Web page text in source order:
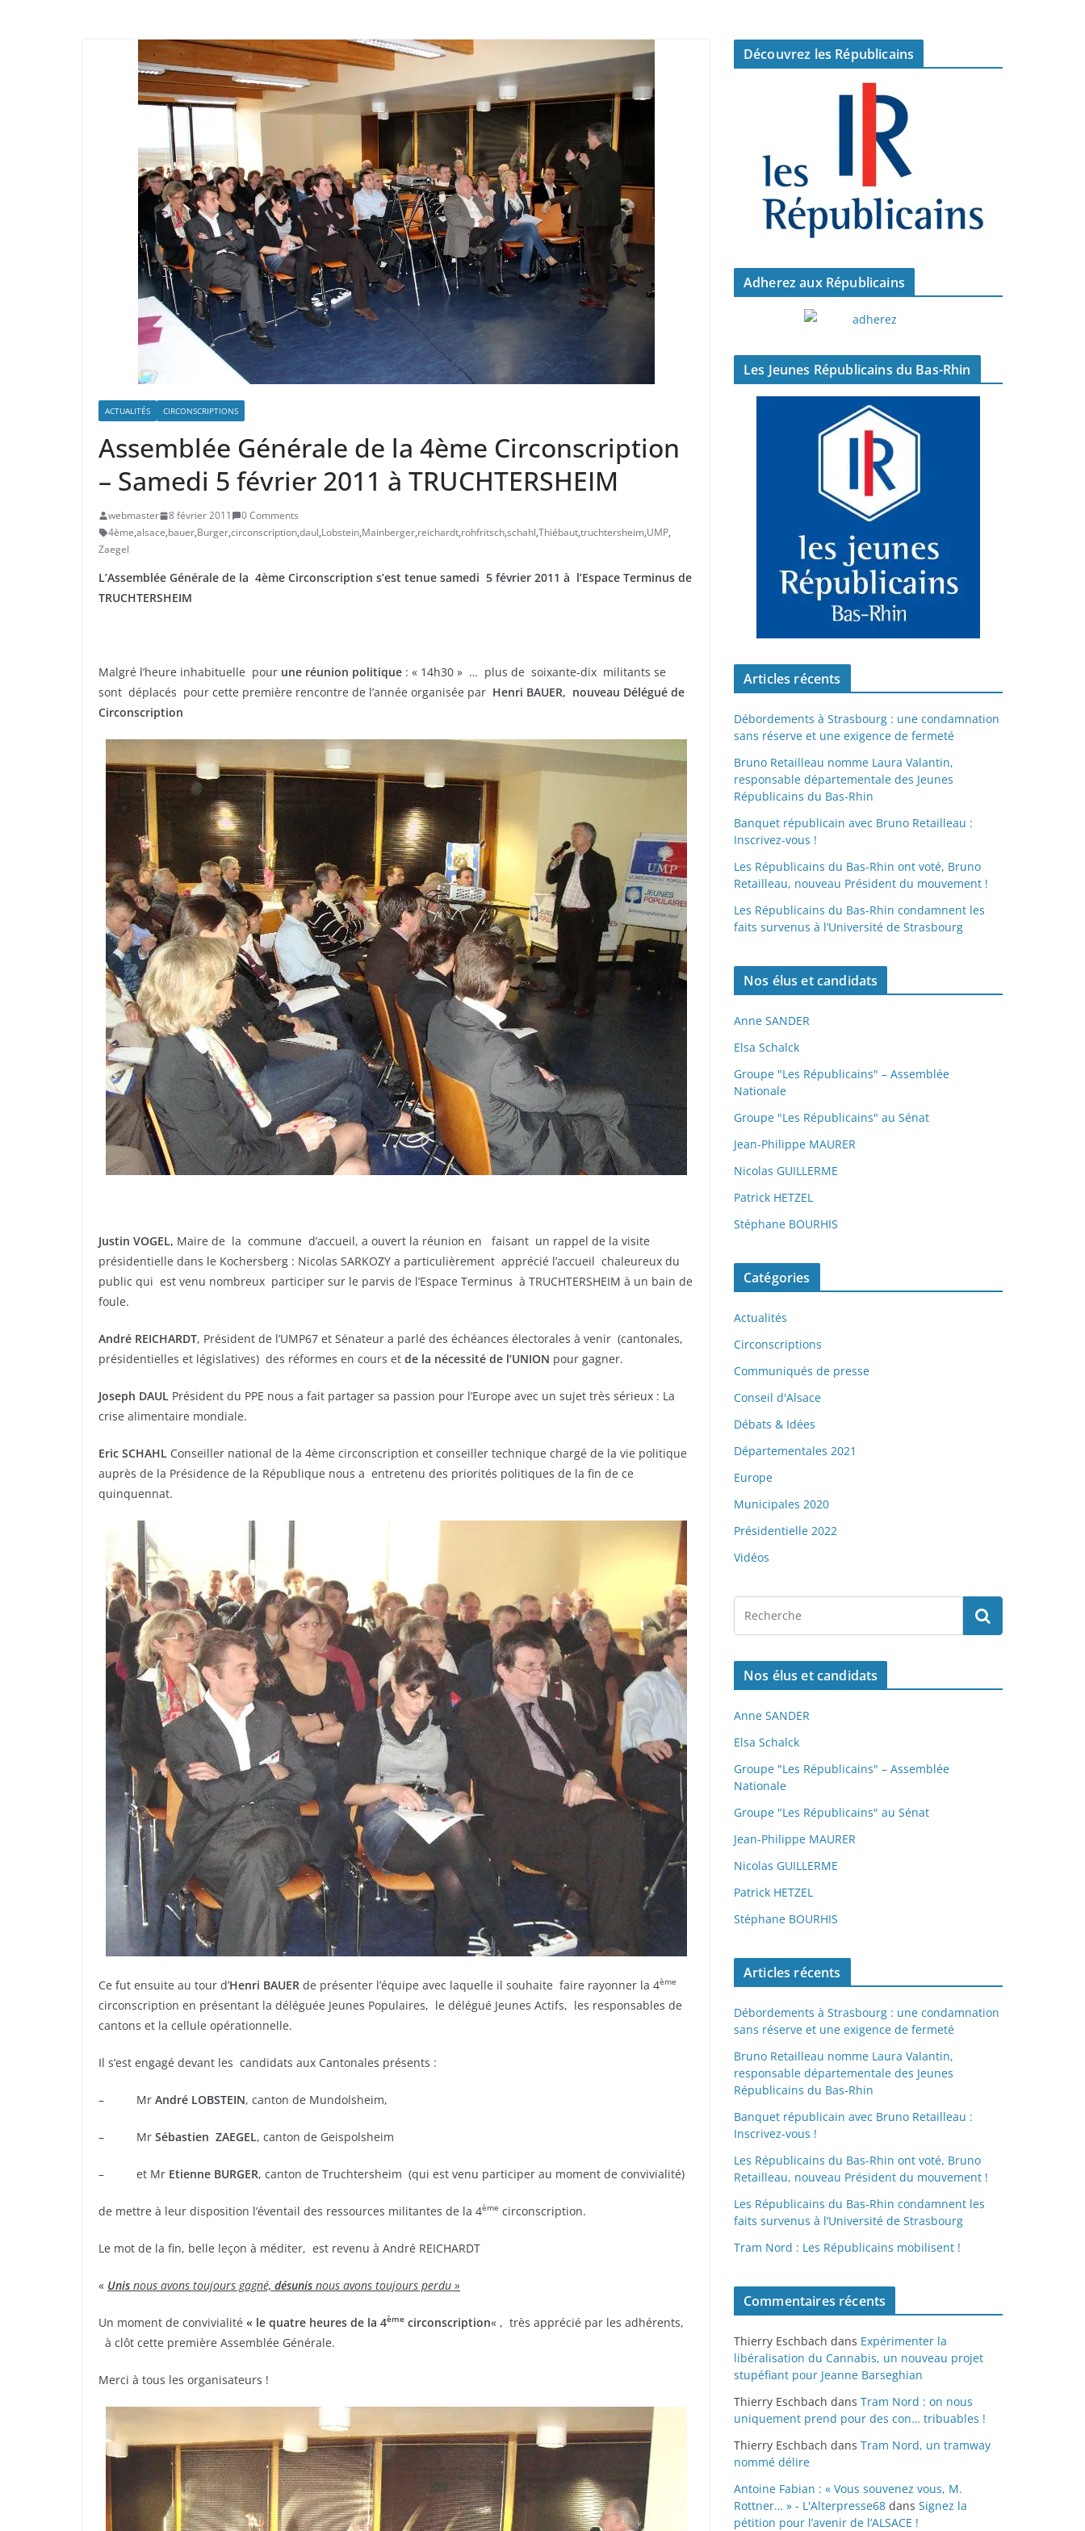
ACTUALITÉS CIRCONSCRIPTIONS
Assemblée Générale de la 4ème Circonscription
– Samedi 5 février 2011 à TRUCHTERSHEIM
webmaster 8 février 2011
0 Comments
4ème,alsace,bauer,Burger,circonscription,daul,Lobstein,Mainberger,reichardt,rohfritsch,schahl,Thiébaut,truchtersheim,UMP,
Zaegel
L’Assemblée Générale de la 4ème Circonscription s’est tenue samedi 5 février 2011 à l’Espace Terminus de
TRUCHTERSHEIM
Malgré l’heure inhabituelle pour une réunion politique : « 14h30 » … plus de soixante-dix militants se
sont déplacés pour cette première rencontre de l’année organisée par Henri BAUER, nouveau Délégué de
Circonscription
Justin VOGEL, Maire de la commune d’accueil, a ouvert la réunion en faisant un rappel de la visite
présidentielle dans le Kochersberg : Nicolas SARKOZY a particulièrement apprécié l’accueil chaleureux du
public qui est venu nombreux participer sur le parvis de l’Espace Terminus à TRUCHTERSHEIM à un bain de
foule.
André REICHARDT, Président de l’UMP67 et Sénateur a parlé des échéances électorales à venir (cantonales,
présidentielles et législatives) des réformes en cours et de la nécessité de l’UNION pour gagner.
Joseph DAUL Président du PPE nous a fait partager sa passion pour l’Europe avec un sujet très sérieux : La
crise alimentaire mondiale.
Eric SCHAHL Conseiller national de la 4ème circonscription et conseiller technique chargé de la vie politique
auprès de la Présidence de la République nous a entretenu des priorités politiques de la fin de ce
quinquennat.
Ce fut ensuite au tour d’Henri BAUER de présenter l’équipe avec laquelle il souhaite faire rayonner la 4ème
circonscription en présentant la déléguée Jeunes Populaires, le délégué Jeunes Actifs, les responsables de
cantons et la cellule opérationnelle.
Il s’est engagé devant les candidats aux Cantonales présents :
– Mr André LOBSTEIN, canton de Mundolsheim,
– Mr Sébastien ZAEGEL, canton de Geispolsheim
– et Mr Etienne BURGER, canton de Truchtersheim (qui est venu participer au moment de convivialité)
de mettre à leur disposition l’éventail des ressources militantes de la 4ème circonscription.
Le mot de la fin, belle leçon à méditer, est revenu à André REICHARDT
« Unis nous avons toujours gagné, désunis nous avons toujours perdu »
Un moment de convivialité « le quatre heures de la 4ème circonscription« , très apprécié par les adhérents,
à clôt cette première Assemblée Générale.
Merci à tous les organisateurs !
Découvrez les Républicains
Adherez aux Républicains
Les Jeunes Républicains du Bas-Rhin
Articles récents
Débordements à Strasbourg : une condamnation
sans réserve et une exigence de fermeté
Bruno Retailleau nomme Laura Valantin,
responsable départementale des Jeunes
Républicains du Bas-Rhin
Banquet républicain avec Bruno Retailleau :
Inscrivez-vous !
Les Républicains du Bas-Rhin ont voté, Bruno
Retailleau, nouveau Président du mouvement !
Les Républicains du Bas-Rhin condamnent les
faits survenus à l’Université de Strasbourg
Nos élus et candidats
Anne SANDER
Elsa Schalck
Groupe "Les Républicains" – Assemblée
Nationale
Groupe "Les Républicains" au Sénat
Jean-Philippe MAURER
Nicolas GUILLERME
Patrick HETZEL
Stéphane BOURHIS
Catégories
Actualités
Circonscriptions
Communiqués de presse
Conseil d'Alsace
Débats & Idées
Départementales 2021
Europe
Municipales 2020
Présidentielle 2022
Vidéos
Nos élus et candidats
Anne SANDER
Elsa Schalck
Groupe "Les Républicains" – Assemblée
Nationale
Groupe "Les Républicains" au Sénat
Jean-Philippe MAURER
Nicolas GUILLERME
Patrick HETZEL
Stéphane BOURHIS
Articles récents
Débordements à Strasbourg : une condamnation
sans réserve et une exigence de fermeté
Bruno Retailleau nomme Laura Valantin,
responsable départementale des Jeunes
Républicains du Bas-Rhin
Banquet républicain avec Bruno Retailleau :
Inscrivez-vous !
Les Républicains du Bas-Rhin ont voté, Bruno
Retailleau, nouveau Président du mouvement !
Les Républicains du Bas-Rhin condamnent les
faits survenus à l’Université de Strasbourg
Tram Nord : Les Républicains mobilisent !
Commentaires récents
Thierry Eschbach dans Expérimenter la
libéralisation du Cannabis, un nouveau projet
stupéfiant pour Jeanne Barseghian
Thierry Eschbach dans Tram Nord : on nous
uniquement prend pour des con… tribuables !
Thierry Eschbach dans Tram Nord, un tramway
nommé délire
Antoine Fabian : « Vous souvenez vous, M.
Rottner… » - L'Alterpresse68 dans Signez la
pétition pour l’avenir de l’ALSACE !